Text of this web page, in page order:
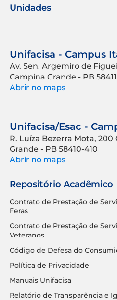
Unidades
Unifacisa - Campus
Av. Sen. Argemiro de
Campina Grande - PB
Abrir no maps
Unifacisa/Esac -
R. Luíza Bezerra Mota, 200
Grande - PB 58410-410
Abrir no maps
Repositório Acadêmico
Contrato de Prestação de
Feras
Contrato de Prestação de
Veteranos
Código de Defesa do
Política de Privacidade
Manuais Unifacisa
Relatório de Transparência e